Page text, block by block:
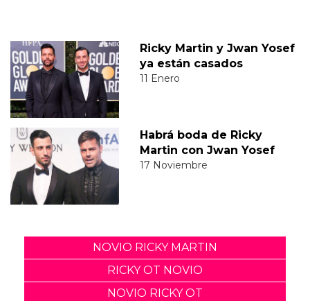
Ricky Martin y Jwan Yosef
ya están casados
11 Enero
Habrá boda de Ricky
Martin con Jwan Yosef
17 Noviembre
NOVIO RICKY MARTIN
RICKY OT NOVIO
NOVIO RICKY OT